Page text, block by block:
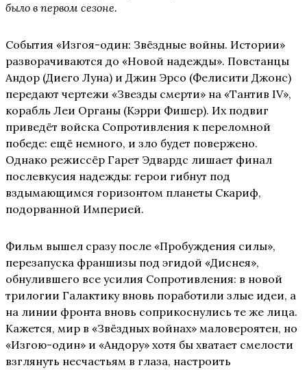
было в первом сезоне.
События «Изгоя-один: Звёздные войны. Истории»
разворачиваются до «Новой надежды». Повстанцы
Андор (Диего Луна) и Джин Эрсо (Фелисити Джонс)
передают чертежи «Звезды смерти» на «Тантив IV»,
корабль Леи Органы (Кэрри Фишер). Их подвиг
приведёт войска Сопротивления к переломной
победе: ещё немного, и зло будет повержено.
Однако режиссёр Гарет Эдвардс лишает финал
послевкусия надежды: герои гибнут под
вздымающимся горизонтом планеты Скариф,
подорванной Империей.
Фильм вышел сразу после «Пробуждения силы»,
перезапуска франшизы под эгидой «Диснея»,
обнулившего все усилия Сопротивления: в новой
трилогии Галактику вновь поработили злые идеи, а
на линии фронта вновь соприкоснулись те же лица.
Кажется, мир в «Звёздных войнах» маловероятен, но
«Изгою-один» и «Андору» хотя бы хватает смелости
взглянуть несчастьям в глаза, настроить